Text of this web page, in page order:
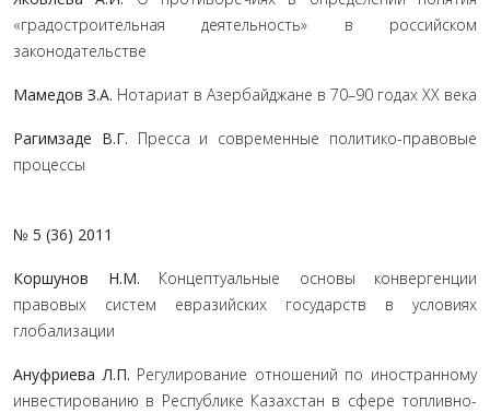
«градостроительная деятельность» в российском
законодательстве
Мамедов З.А. Нотариат в Азербайджане в 70–90 годах ХХ века
Рагимзаде В.Г. Пресса и современные политико-правовые
процессы
№ 5 (36) 2011
Коршунов Н.М. Концептуальные основы конвергенции
правовых систем евразийских государств в условиях
глобализации
Ануфриева Л.П. Регулирование отношений по иностранному
инвестированию в Республике Казахстан в сфере топливно-